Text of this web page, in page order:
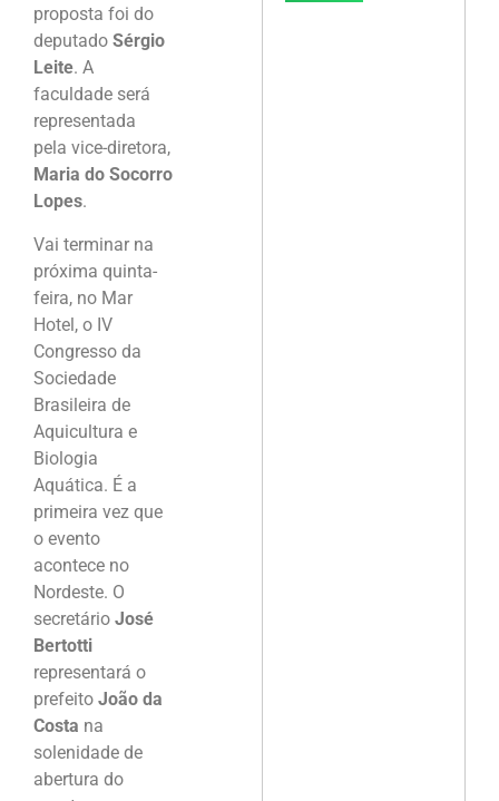
proposta foi do
deputado Sérgio
Leite. A
faculdade será
representada
pela vice-diretora,
Maria do Socorro
Lopes.
Vai terminar na
próxima quinta-
feira, no Mar
Hotel, o IV
Congresso da
Sociedade
Brasileira de
Aquicultura e
Biologia
Aquática. É a
primeira vez que
o evento
acontece no
Nordeste. O
secretário José
Bertotti
representará o
prefeito João da
Costa na
solenidade de
abertura do